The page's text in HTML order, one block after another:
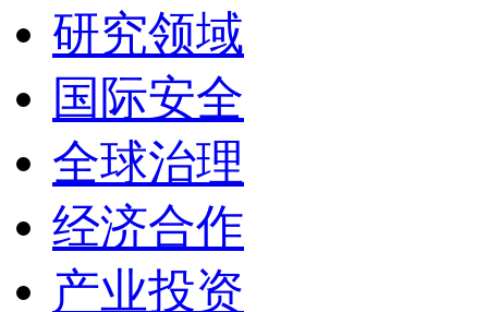
研究领域
国际安全
全球治理
经济合作
产业投资